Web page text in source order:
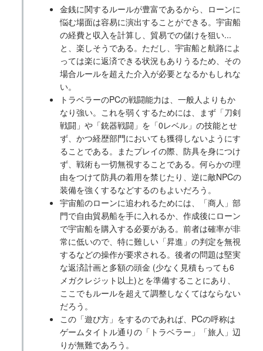
金銭に関するルールが豊富であるから、ローンに
悩む場面は容易に演出することができる。宇宙船
の経費と収入を計算し、貿易での儲けを狙い...
と、楽しそうである。ただし、宇宙船と航路によ
っては楽に返済できる状況もありうるため、その
場合ルールを超えた介入が必要となるかもしれな
い。
トラベラーのPCの戦闘能力は、一般人よりもか
なり強い。これを弱くするためには、まず「刀剣
戦闘」や「銃器戦闘」を「0レベル」の技能とせ
ず、かつ経歴部門においても獲得しないようにす
ることである。またプレイの際、防具を身につけ
ず、戦術も一切無視することである。何らかの理
由をつけて防具の着用を禁じたり、逆に敵NPCの
装備を強くするなどするのもよいだろう。
宇宙船のローンに追われるためには、「商人」部
門で自由貿易船を手に入れるか、作成後にローン
で宇宙船を購入する必要がある。前者は確率が非
常に低いので、特に難しい「昇進」の判定を無視
するなどの操作が要求される。後者の問題は堅実
な返済計画と多額の頭金 (少なく見積もっても6
メガクレジット以上)とを準備することにあり、
ここでもルールを超えて調整しなくてはならない
だろう。
この「遊び方」をするのであれば、PCの呼称は
ゲームタイトル通りの「トラベラー」「旅人」辺
りが無難であろう。